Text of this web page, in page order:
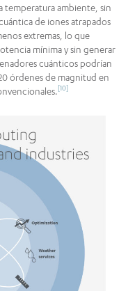
temperatura ambiente, sin
de iones atrapados
extremas, lo que
mínima y sin generar
cuánticos podrían
órdenes de magnitud en
[10]